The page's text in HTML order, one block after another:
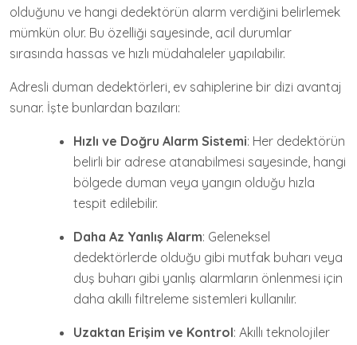
olduğunu ve hangi dedektörün alarm verdiğini belirlemek
mümkün olur. Bu özelliği sayesinde, acil durumlar
sırasında hassas ve hızlı müdahaleler yapılabilir.
Adresli duman dedektörleri, ev sahiplerine bir dizi avantaj
sunar. İşte bunlardan bazıları:
Hızlı ve Doğru Alarm Sistemi: Her dedektörün
belirli bir adrese atanabilmesi sayesinde, hangi
bölgede duman veya yangın olduğu hızla
tespit edilebilir.
Daha Az Yanlış Alarm: Geleneksel
dedektörlerde olduğu gibi mutfak buharı veya
duş buharı gibi yanlış alarmların önlenmesi için
daha akıllı filtreleme sistemleri kullanılır.
Uzaktan Erişim ve Kontrol: Akıllı teknolojiler